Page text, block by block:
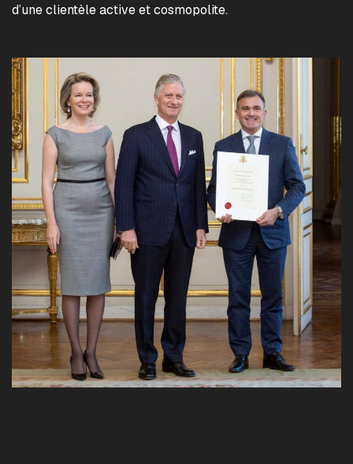
d’une clientèle active et cosmopolite.